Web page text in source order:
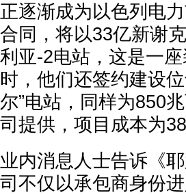
正逐渐成为以色列电
合同，将以33亿新谢
利亚-2电站，这是一
时，他们还签约建设
尔”电站，同样为850
司提供，项目成本为
业内消息人士告诉《
司不仅以承包商身份